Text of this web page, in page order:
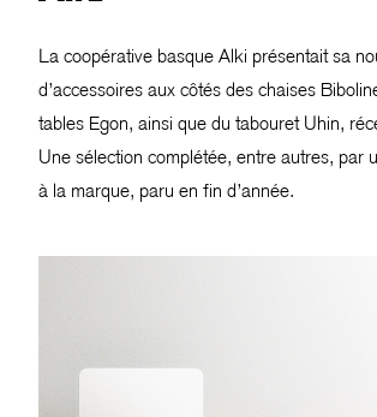
La coopérative basque Alki présentait sa
d’accessoires aux côtés des chaises
tables Egon, ainsi que du tabouret Uhin,
Une sélection complétée, entre autres, par
à la marque, paru en fin d’année.